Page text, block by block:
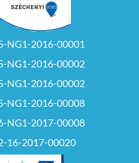
NG1-2016-00001
NG1-2016-00002
NG1-2016-00002
NG1-2016-00008
NG1-2017-00008
16-2017-00020